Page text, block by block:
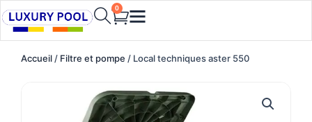
Aller
au
contenu
0
Cart
Accueil / Filtre et pompe / Local techniques aster 550